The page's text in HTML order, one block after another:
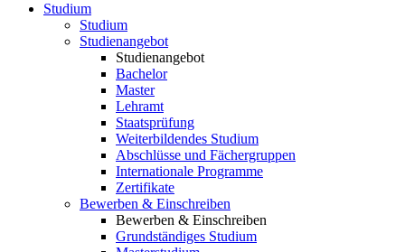
Studium
Studium
Studienangebot
Studienangebot
Bachelor
Master
Lehramt
Staatsprüfung
Weiterbildendes Studium
Abschlüsse und Fächergruppen
Internationale Programme
Zertifikate
Bewerben & Einschreiben
Bewerben & Einschreiben
Grundständiges Studium